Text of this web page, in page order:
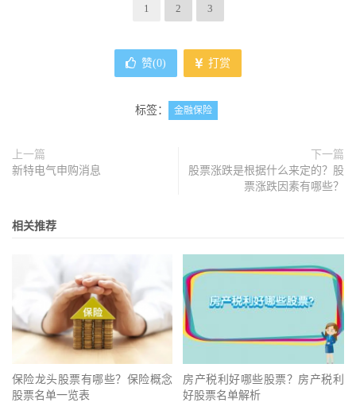
1 2 3
赞(0) 打赏
标签： 金融保险
上一篇
新特电气申购消息
下一篇
股票涨跌是根据什么来定的？股
票涨跌因素有哪些？
相关推荐
保险龙头股票有哪些？保险概念
股票名单一览表
房产税利好哪些股票？房产税利
好股票名单解析